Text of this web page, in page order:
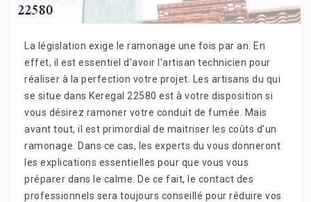
La législation exige le ramonage une fois par an. En
effet, il est essentiel d’avoir l’artisan technicien pour
réaliser à la perfection votre projet. Les artisans du qui
se situe dans Keregal 22580 est à votre disposition si
vous désirez ramoner votre conduit de fumée. Mais
avant tout, il est primordial de maitriser les coûts d’un
ramonage. Dans ce cas, les experts du vous donneront
les explications essentielles pour que vous vous
préparer dans le calme. De ce fait, le contact des
professionnels sera toujours conseillé pour réduire vos